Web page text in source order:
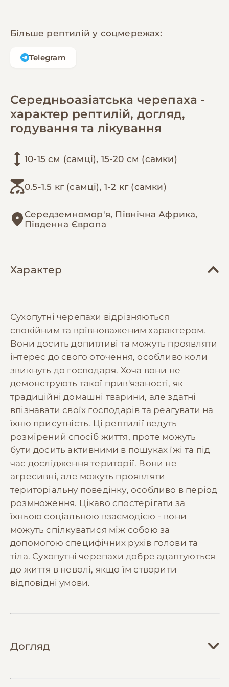
Більше рептилій у соцмережах:
Telegram
Середньоазіатська черепаха -
характер рептилій, догляд,
годування та лікування
10-15 см (самці), 15-20 см (самки)
0.5-1.5 кг (самці), 1-2 кг (самки)
Середземномор'я, Північна Африка,
Південна Європа
Характер
Сухопутні черепахи відрізняються
спокійним та врівноваженим характером.
Вони досить допитливі та можуть проявляти
інтерес до свого оточення, особливо коли
звикнуть до господаря. Хоча вони не
демонструють такої прив'язаності, як
традиційні домашні тварини, але здатні
впізнавати своїх господарів та реагувати на
їхню присутність. Ці рептилії ведуть
розмірений спосіб життя, проте можуть
бути досить активними в пошуках їжі та під
час дослідження території. Вони не
агресивні, але можуть проявляти
територіальну поведінку, особливо в період
розмноження. Цікаво спостерігати за
їхньою соціальною взаємодією - вони
можуть спілкуватися між собою за
допомогою специфічних рухів голови та
тіла. Сухопутні черепахи добре адаптуються
до життя в неволі, якщо їм створити
відповідні умови.
Догляд